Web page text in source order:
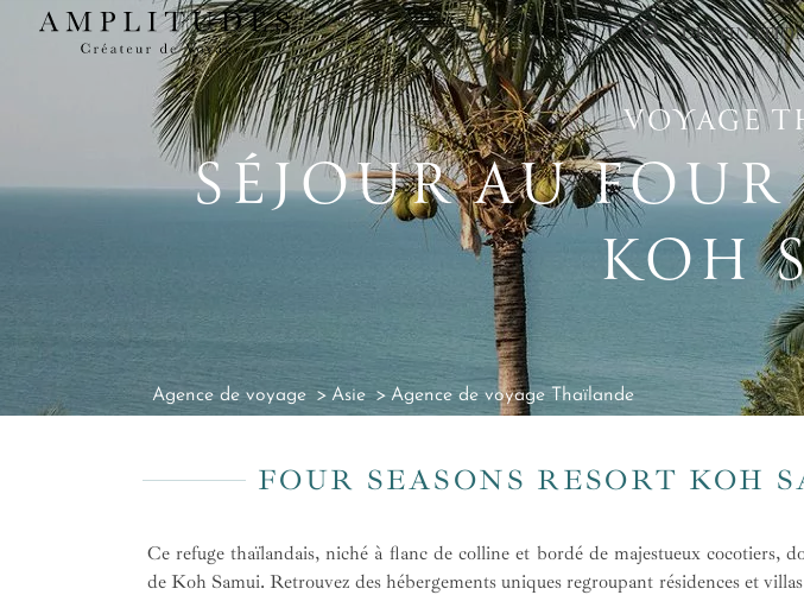
×
VOYAGE
SÉJOUR AU
KOH
Agence de voyage Asie Agence de voyage Thaïlande
FOUR SEASONS RESORT KOH
Ce refuge thaïlandais, niché à flanc de colline et bordé de majestueux cocotiers,
de Koh Samui. Retrouvez des hébergements uniques regroupant résidences et